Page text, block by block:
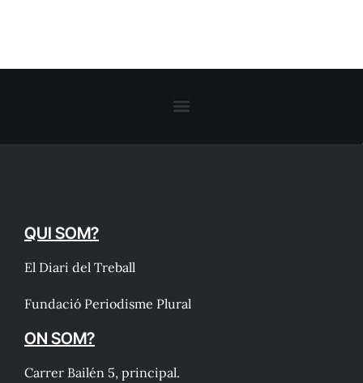
QUI SOM?
El Diari del Treball
Fundació Periodisme Plural
ON SOM?
Carrer Bailén 5, principal.